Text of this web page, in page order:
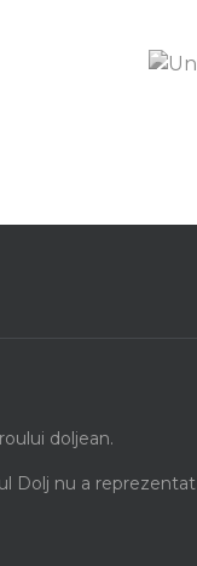
doljean.
Dolj nu a reprezentat